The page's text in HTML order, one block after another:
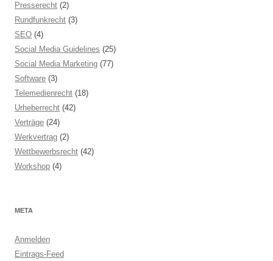
Presserecht (2)
Rundfunkrecht (3)
SEO (4)
Social Media Guidelines (25)
Social Media Marketing (77)
Software (3)
Telemedienrecht (18)
Urheberrecht (42)
Verträge (24)
Werkvertrag (2)
Wettbewerbsrecht (42)
Workshop (4)
META
Anmelden
Eintrags-Feed